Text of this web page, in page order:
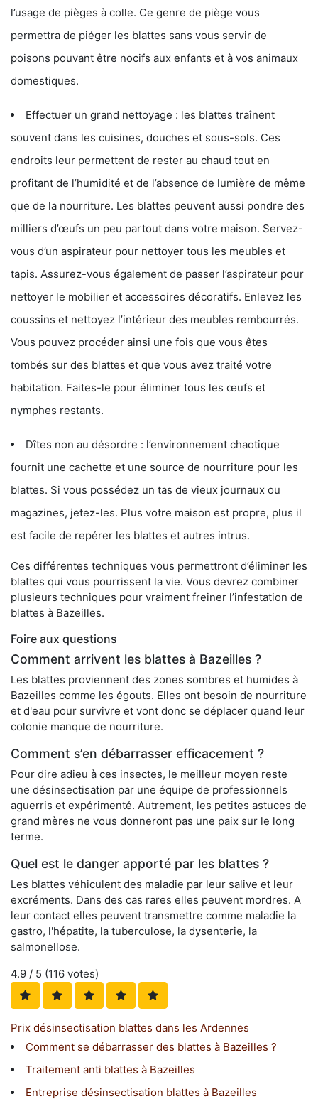
l’usage de pièges à colle. Ce genre de piège vous
permettra de piéger les blattes sans vous servir de
poisons pouvant être nocifs aux enfants et à vos animaux
domestiques.
Effectuer un grand nettoyage : les blattes traînent
souvent dans les cuisines, douches et sous-sols. Ces
endroits leur permettent de rester au chaud tout en
profitant de l’humidité et de l’absence de lumière de même
que de la nourriture. Les blattes peuvent aussi pondre des
milliers d’œufs un peu partout dans votre maison. Servez-
vous d’un aspirateur pour nettoyer tous les meubles et
tapis. Assurez-vous également de passer l’aspirateur pour
nettoyer le mobilier et accessoires décoratifs. Enlevez les
coussins et nettoyez l’intérieur des meubles rembourrés.
Vous pouvez procéder ainsi une fois que vous êtes
tombés sur des blattes et que vous avez traité votre
habitation. Faites-le pour éliminer tous les œufs et
nymphes restants.
Dîtes non au désordre : l’environnement chaotique
fournit une cachette et une source de nourriture pour les
blattes. Si vous possédez un tas de vieux journaux ou
magazines, jetez-les. Plus votre maison est propre, plus il
est facile de repérer les blattes et autres intrus.
Ces différentes techniques vous permettront d’éliminer les
blattes qui vous pourrissent la vie. Vous devrez combiner
plusieurs techniques pour vraiment freiner l’infestation de
blattes à Bazeilles.
Foire aux questions
Comment arrivent les blattes à Bazeilles ?
Les blattes proviennent des zones sombres et humides à
Bazeilles comme les égouts. Elles ont besoin de nourriture
et d'eau pour survivre et vont donc se déplacer quand leur
colonie manque de nourriture.
Comment s’en débarrasser efficacement ?
Pour dire adieu à ces insectes, le meilleur moyen reste
une désinsectisation par une équipe de professionnels
aguerris et expérimenté. Autrement, les petites astuces de
grand mères ne vous donneront pas une paix sur le long
terme.
Quel est le danger apporté par les blattes ?
Les blattes véhiculent des maladie par leur salive et leur
excréments. Dans des cas rares elles peuvent mordres. A
leur contact elles peuvent transmettre comme maladie la
gastro, l'hépatite, la tuberculose, la dysenterie, la
salmonellose.
4.9 / 5 (116 votes)
Prix désinsectisation blattes dans les Ardennes
Comment se débarrasser des blattes à Bazeilles ?
Traitement anti blattes à Bazeilles
Entreprise désinsectisation blattes à Bazeilles